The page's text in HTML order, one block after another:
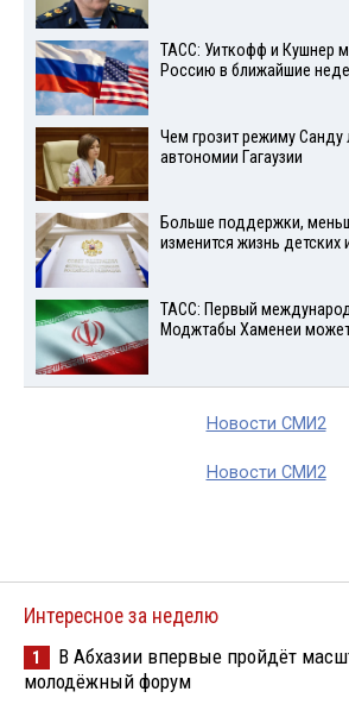
ТАСС: Уиткофф и Кушнер
Россию в ближайшие
Чем грозит режиму Санду
автономии Гагаузии
Больше поддержки,
изменится жизнь
ТАСС: Первый
Моджтабы Хаменеи
Новости СМИ2
Новости СМИ2
Интересное за неделю
1
В Абхазии впервые пройдёт
молодёжный форум